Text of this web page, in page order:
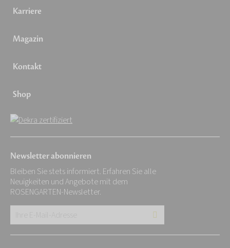
Karriere
Magazin
Kontakt
Shop
Newsletter abonnieren
Bleiben Sie stets informiert. Erfahren Sie alle
Neuigkeiten und Angebote mit dem
ROSENGARTEN-Newsletter.